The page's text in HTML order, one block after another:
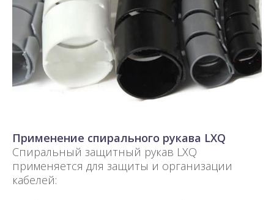
Применение спирального рукава LXQ
Спиральный защитный рукав LXQ
применяется для защиты и организации
кабелей: